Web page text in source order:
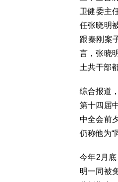
卫健委主
任张晓明
跟秦刚案
言，张晓
土共干部
综合报道
第十四届
中全会前
仍称他为“
今年2月
明一同被